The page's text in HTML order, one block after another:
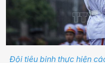
Đội tiêu binh thực hiện